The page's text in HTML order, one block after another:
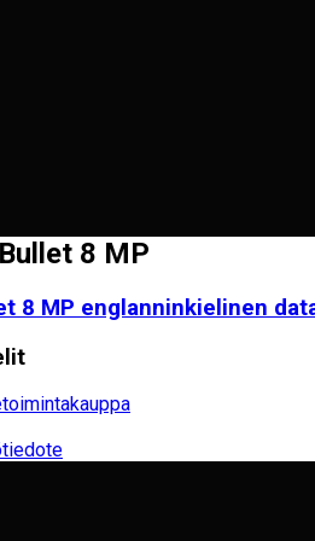
8 MP
8 MP englanninkielinen